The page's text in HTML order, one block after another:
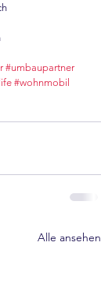
#umbaupartner
#wohnmobil
Alle ansehen